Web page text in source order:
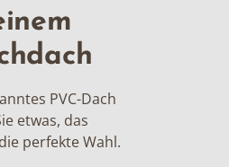
PVC-Dach
etwas, das
perfekte Wahl.